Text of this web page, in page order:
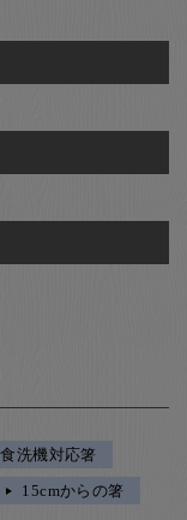
食洗機対応箸
15cmからの箸